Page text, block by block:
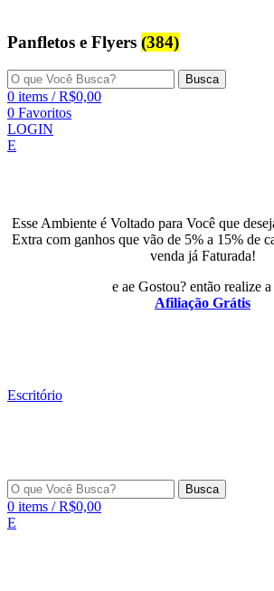
Panfletos e Flyers (384)
Busca
0 items / R$0,00
0 Favoritos
LOGIN
E
Esse Ambiente é Voltado para Você que
Extra com ganhos que vão de 5% a 15% de
venda já Faturada!
e ae Gostou? então realize a
Afiliação Grátis
Escritório
Busca
0 items / R$0,00
E